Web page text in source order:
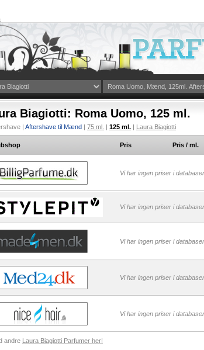
Biagiotti: Roma Uomo, 125 ml.
| Aftershave til Mænd | 75 ml. | 125 ml. | Laura Biagiotti
Pris Pris / ml.
Vi har ingen priser i
Vi har ingen priser i
Vi har ingen priser i
Vi har ingen priser i
Vi har ingen priser i
andre Laura Biagiotti Parfumer her!